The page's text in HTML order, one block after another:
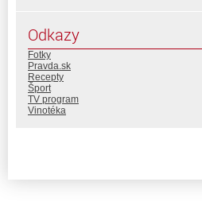
Odkazy
Fotky
Pravda.sk
Recepty
Šport
TV program
Vinotéka